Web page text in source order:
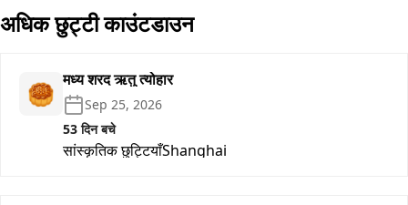
अधिक छुट्टी काउंटडाउन
🥮 मध्य शरद ऋतु त्योहार
Sep 25, 2026
53 दिन बचे
सांस्कृतिक छुट्टियाँShanghai